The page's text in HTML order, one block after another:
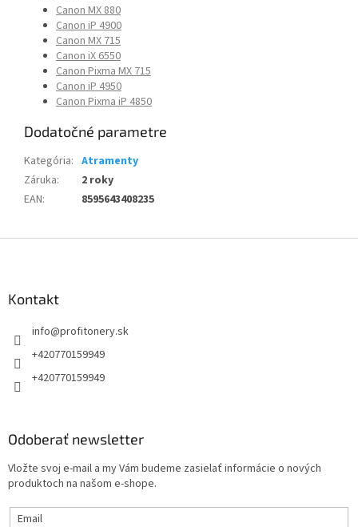
Canon MX 880
Canon iP 4900
Canon MX 715
Canon iX 6550
Canon Pixma MX 715
Canon iP 4950
Canon Pixma iP 4850
Dodatočné parametre
Kategória: Atramenty
Záruka:
2 roky
EAN: 8595643408235
Kontakt
info@profitonery.sk
+420770159949
+420770159949
Odoberať newsletter
Vložte svoj e-mail a my Vám budeme zasielať informácie o nových
produktoch na našom e-shope.
Email